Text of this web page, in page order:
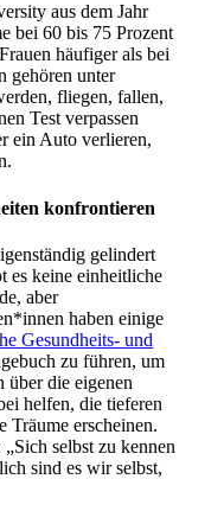
aus dem Jahr
bei 60 bis 75 Prozent
häufiger als bei
gehören unter
fliegen, fallen,
Test verpassen
ein Auto verlieren,
konfrontieren
gelindert
es keine einheitliche
aber
haben einige
Gesundheits- und
zu führen, um
die eigenen
helfen, die tieferen
Träume erscheinen.
selbst zu kennen
sind es wir selbst,